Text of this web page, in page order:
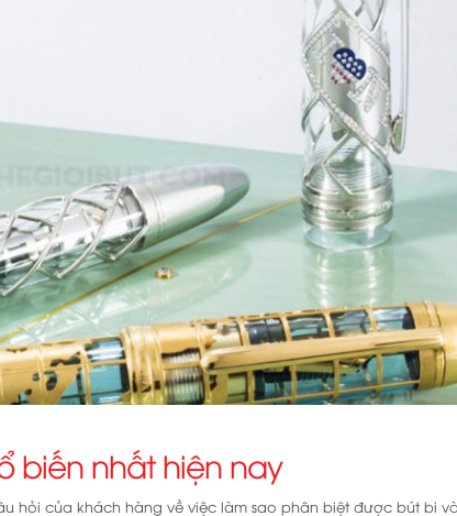
biến nhất hiện nay
hỏi của khách hàng về việc làm sao phân biệt được bút bi